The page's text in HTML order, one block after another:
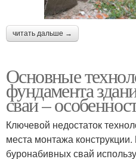
читать дальше →
Основные
фундамента
сваи –
Ключевой недостаток
места монтажа
буронабивных свай